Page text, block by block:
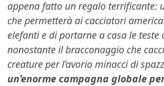
appena fatto un regalo terrificante:
che permetterà ai cacciatori
elefanti e di portarne a casa le teste
nonostante il bracconaggio che
creature per l’avorio minacci di
un’enorme campagna globale